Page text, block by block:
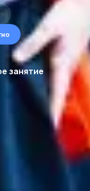
занятие